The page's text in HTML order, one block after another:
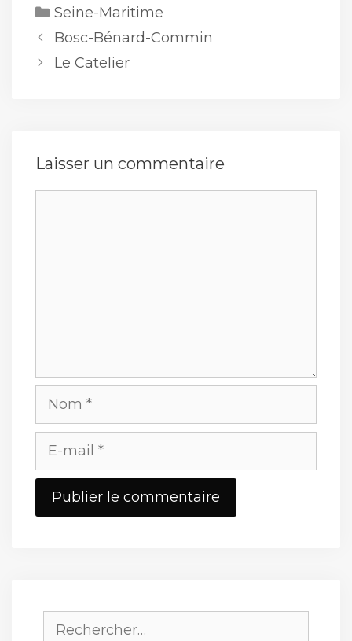
Catégories
Seine-Maritime
Bosc-Bénard-Commin
Le Catelier
Laisser un commentaire
Nom
E-
Site
Rechercher :